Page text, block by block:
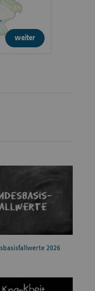
weiter
2026